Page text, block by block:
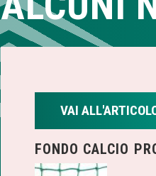
VAI
FONDO CALCIO